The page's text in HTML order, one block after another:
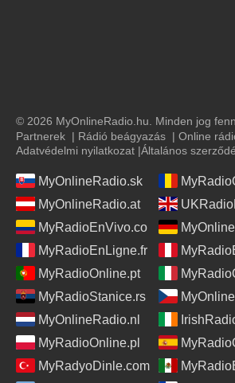
© 2026 MyOnlineRadio.hu. Minden jog
Partnerek | Rádió beágyazás | Online
Adatvédelmi nyilatkozat |Általános
MyOnlineRadio.sk
MyOnlineRadio.at
MyRadioEnVivo.co
MyRadioEnLigne.fr
MyRadioOnline.pt
MyRadioStanice.rs
MyOnlineRadio.nl
MyRadioOnline.pl
MyRadyoDinle.com